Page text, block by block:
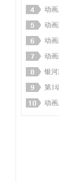
动
动
动
动
银
第1
动